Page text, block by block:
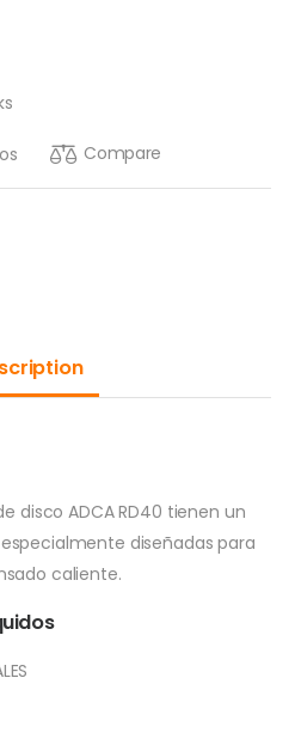
Compare
disco ADCA RD40 tienen un
diseñadas para
caliente.